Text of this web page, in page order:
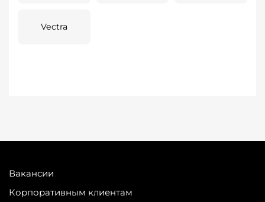
Vectra
Вакансии
Корпоративным клиентам